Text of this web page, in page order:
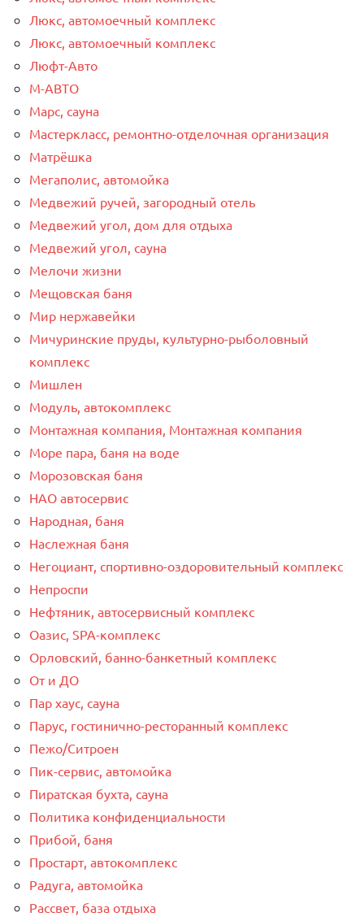
Люкс, автомоечный комплекс
Люкс, автомоечный комплекс
Люфт-Авто
М-АВТО
Марс, сауна
Мастеркласс, ремонтно-отделочная организация
Матрёшка
Мегаполис, автомойка
Медвежий ручей, загородный отель
Медвежий угол, дом для отдыха
Медвежий угол, сауна
Мелочи жизни
Мещовская баня
Мир нержавейки
Мичуринские пруды, культурно-рыболовный
комплекс
Мишлен
Модуль, автокомплекс
Монтажная компания, Монтажная компания
Море пара, баня на воде
Морозовская баня
НАО автосервис
Народная, баня
Наслежная баня
Негоциант, спортивно-оздоровительный комплекс
Непроспи
Нефтяник, автосервисный комплекс
Оазис, SPA-комплекс
Орловский, банно-банкетный комплекс
От и ДО
Пар хаус, сауна
Парус, гостинично-ресторанный комплекс
Пежо/Ситроен
Пик-сервис, автомойка
Пиратская бухта, сауна
Политика конфиденциальности
Прибой, баня
Простарт, автокомплекс
Радуга, автомойка
Рассвет, база отдыха